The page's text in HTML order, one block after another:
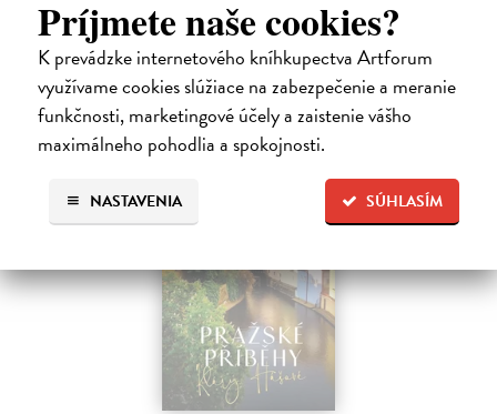
Príjmete naše cookies?
K prevádzke internetového kníhkupectva Artforum
využívame cookies slúžiace na zabezpečenie a meranie
funkčnosti, marketingové účely a zaistenie vášho
maximálneho pohodlia a spokojnosti.
SÚHLASÍM
NASTAVENIA
Na sklade
23,74 €
24,99 € ?